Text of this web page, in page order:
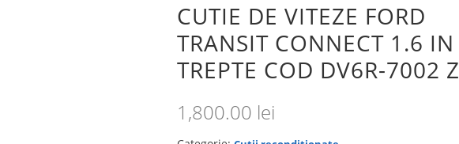
CUTIE DE VITEZE FORD
TRANSIT CONNECT 1.6
TREPTE COD DV6R-7002
1,800.00 lei